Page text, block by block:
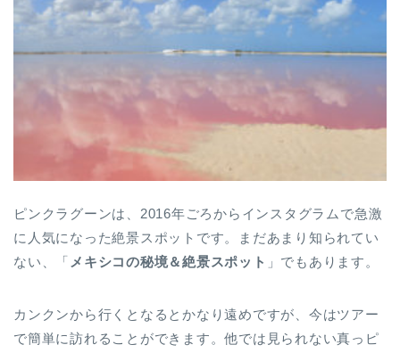
ピンクラグーンは、2016年ごろからインスタグラムで急激
に人気になった絶景スポットです。まだあまり知られてい
ない、「 メキシコの秘境＆絶景スポット 」でもあります。
カンクンから行くとなるとかなり遠めですが、今はツアー
で簡単に訪れることができます。他では見られない真っピ